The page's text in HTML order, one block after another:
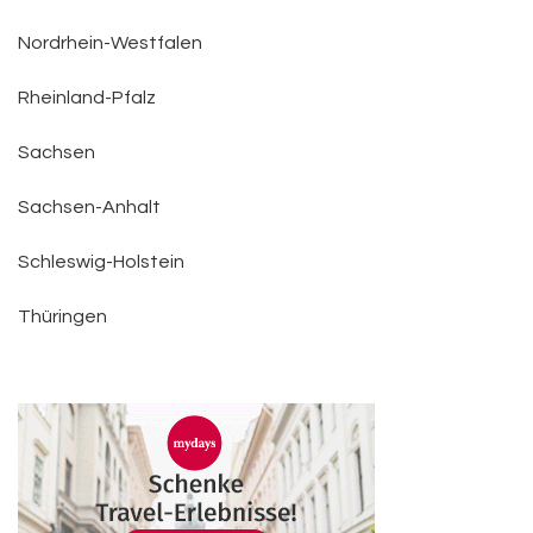
Nordrhein-Westfalen
Rheinland-Pfalz
Sachsen
Sachsen-Anhalt
Schleswig-Holstein
Thüringen